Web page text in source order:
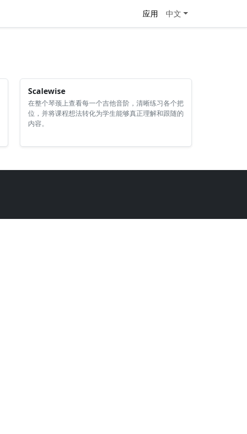
应用 中文
Scalewise
在整个琴颈上查看每一个吉他音阶，清晰练习各个把
位，并将课程想法转化为学生能够真正理解和跟随的
内容。